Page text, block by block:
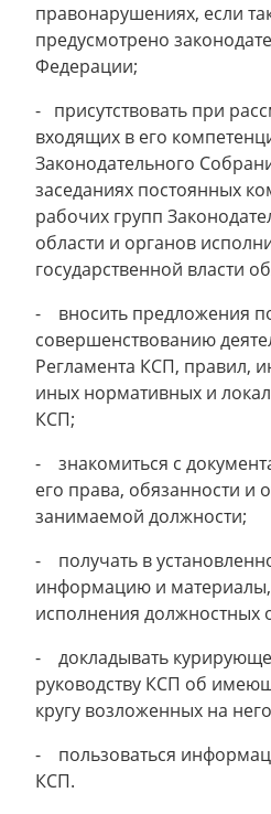
правонарушениях, если
предусмотрено
Федерации;
- присутствовать при
входящих в его
Законодательного
заседаниях постоянных
рабочих групп
области и органов
государственной власти
- вносить предложения
совершенствованию
Регламента КСП, правил,
иных нормативных и
КСП;
- знакомиться с
его права, обязанности и
занимаемой должности;
- получать в
информацию и
исполнения должностных
- докладывать
руководству КСП об
кругу возложенных на
- пользоваться
КСП.